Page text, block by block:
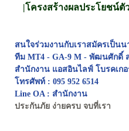
|โครงสร้างผลประโยชน์
สนใจร่วมงานกับเราสมัครเป็นน
ทีม MT4 - GA-9 M - พัฒนศักดิ์
สำนักงาน แอสอินไลฟ์ โบรคเกอ
โทรศัพท์ : 095 952 6514
Line OA : สำนักงาน
ประกันภัย ง่ายครบ จบที่เรา